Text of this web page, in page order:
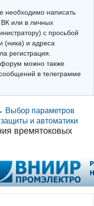
необходимо написать
или в личных
с просьбой
(ника) и адреса
регистрация.
форум можно также
в телеграмме
Выбор параметров
и автоматики
времятоковых